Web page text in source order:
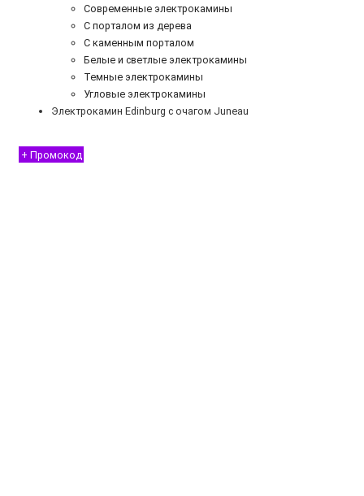
Современные электрокамины
С порталом из дерева
С каменным порталом
Белые и светлые электрокамины
Темные электрокамины
Угловые электрокамины
Электрокамин Edinburg с очагом Juneau
+ Промокод